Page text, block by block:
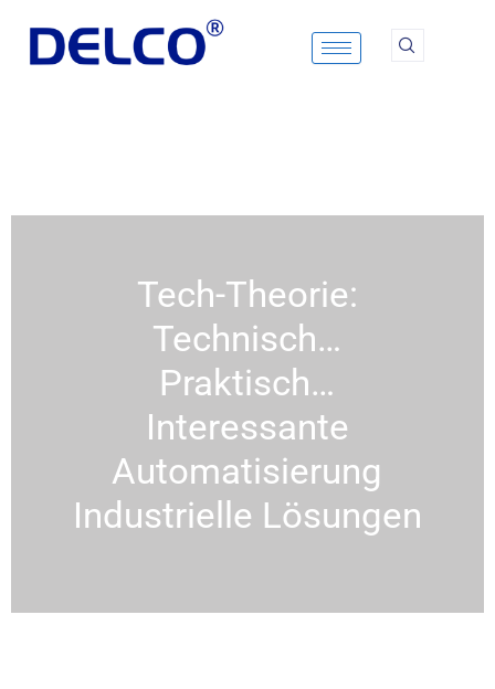
Inhalt
springen
Tech-Theorie:
Technisch…
Praktisch…
Interessante
Automatisierung
Industrielle Lösungen